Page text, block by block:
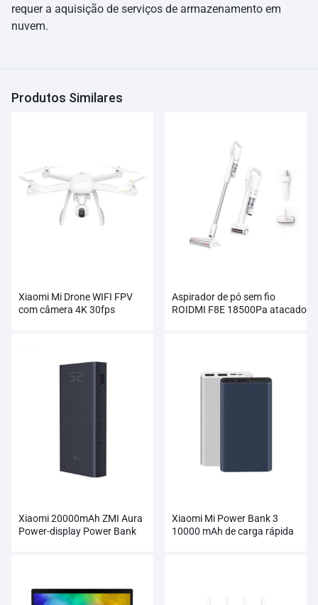
requer a aquisição de serviços de armazenamento em
nuvem.
Produtos Similares
Xiaomi Mi Drone WIFI FPV
com câmera 4K 30fps
Aspirador de pó sem fio
ROIDMI F8E 18500Pa atacado
Xiaomi 20000mAh ZMI Aura
Power-display Power Bank
Xiaomi Mi Power Bank 3
10000 mAh de carga rápida